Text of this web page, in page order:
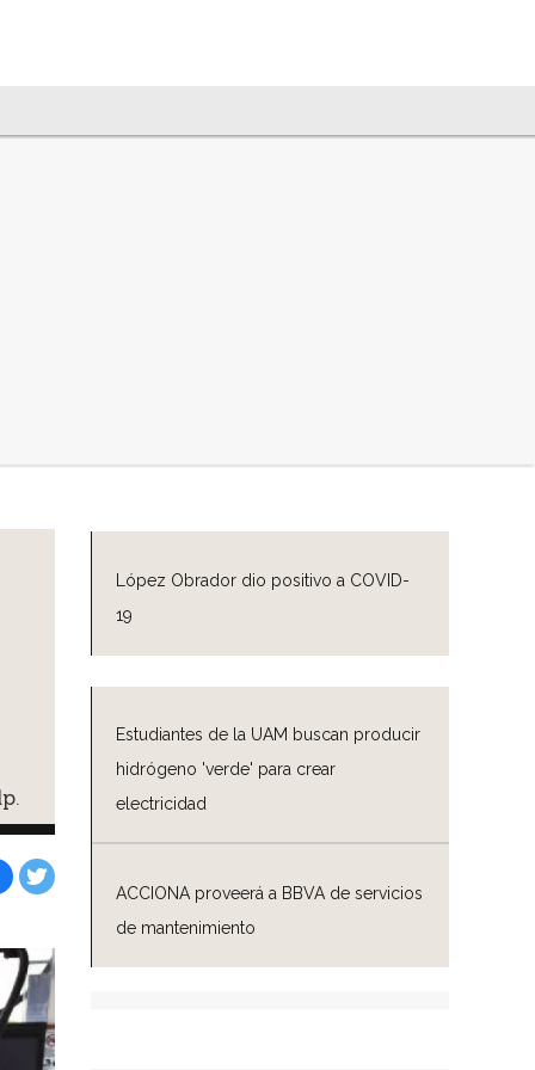
López Obrador dio positivo a COVID-
19
Estudiantes de la UAM buscan producir
hidrógeno 'verde' para crear
electricidad
ACCIONA proveerá a BBVA de servicios
de mantenimiento